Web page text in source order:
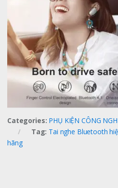
Categories: PHỤ KIỆN CÔNG
Tag: Tai nghe Bluetooth
hãng